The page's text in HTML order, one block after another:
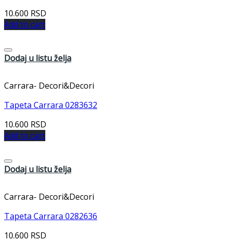
10.600 RSD
Add to cart
Dodaj u listu želja
Carrara- Decori&Decori
Tapeta Carrara 0283632
10.600 RSD
Add to cart
Dodaj u listu želja
Carrara- Decori&Decori
Tapeta Carrara 0282636
10.600 RSD